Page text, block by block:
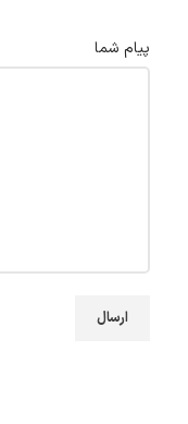
پیام شما